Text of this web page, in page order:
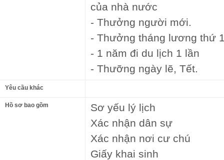
của nhà nước
- Thưởng người mới.
- Thưởng tháng lương thứ
- 1 năm đi du lịch 1 lần
- Thưỡng ngày lẽ, Tết.
Yêu cầu khác
Hồ sơ bao gồm
Sơ yếu lý lịch
Xác nhận dân sự
Xác nhận nơi cư chú
Giấy khai sinh